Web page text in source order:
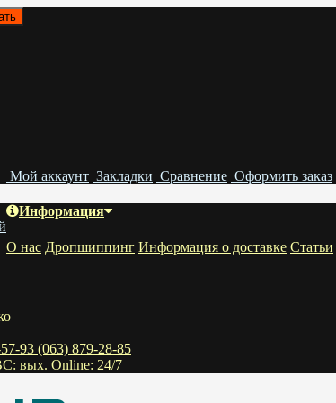
Мой аккаунт Закладки Сравнение Оформить заказ
Информация
О нас Дропшиппинг Информация о доставке Статьи
93 (063) 879-28-85
вых. Online: 24/7